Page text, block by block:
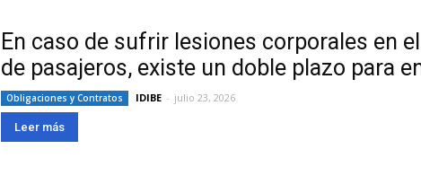
En caso de sufrir lesiones corporales en
de pasajeros, existe un doble plazo para
Obligaciones y Contratos IDIBE - julio 23, 2026
Leer más